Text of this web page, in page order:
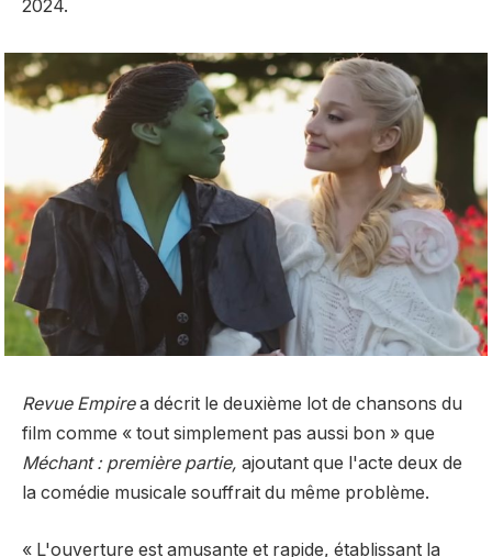
2024.
Revue Empire a décrit le deuxième lot de chansons du
film comme « tout simplement pas aussi bon » que
Méchant : première partie, ajoutant que l'acte deux de
la comédie musicale souffrait du même problème.
« L'ouverture est amusante et rapide, établissant la